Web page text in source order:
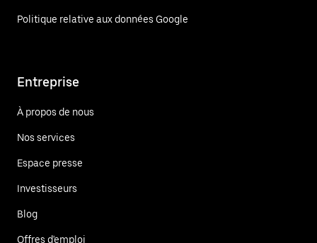
Politique relative aux données Google
Entreprise
À propos de nous
Nos services
Espace presse
Investisseurs
Blog
Offres d'emploi